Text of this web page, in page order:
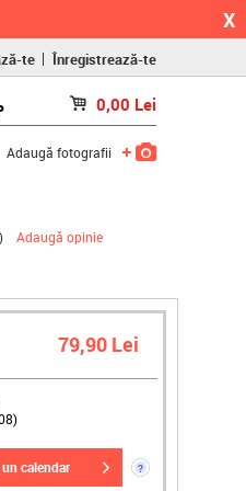
X
te Înregistrează-te
0,00 Lei
Adaugă fotografii
) Adaugă opinie
79,90 Lei
un calendar ?